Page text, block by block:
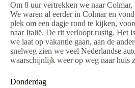
Om 8 uur vertrekken we naar Colmar,
We waren al eerder in Colmar en
plek om een dagje rond te kijken,
naar Italië. De rit verloopt rustig. Het
we laat op vakantie gaan, aan de
snelweg zien we veel Nederlandse
waarschijnlijk weer op weg naar huis
Donderdag